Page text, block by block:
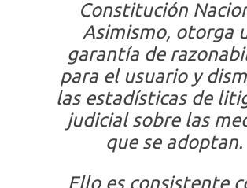
Constitución
Asimismo, otorga
garantía de
para el usuario y
las estadísticas de
judicial sobre las
que se adoptan.
Ello es consistente